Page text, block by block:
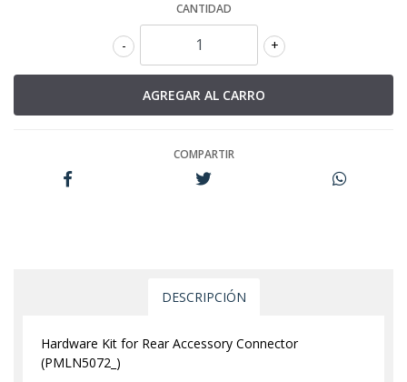
CANTIDAD
+
-
COMPARTIR
DESCRIPCIÓN
Hardware Kit for Rear Accessory Connector
(PMLN5072_)